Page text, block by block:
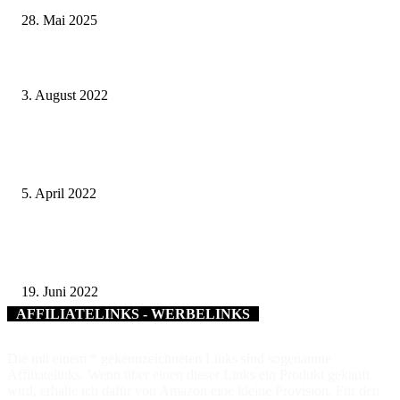
28. Mai 2025
3. August 2022
5. April 2022
19. Juni 2022
AFFILIATELINKS - WERBELINKS